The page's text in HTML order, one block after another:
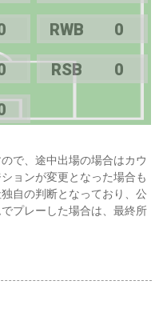
RWB 0
RSB 0
で、途中出場の場合はカウ
ョンが変更となった場合も
自の判断となっており、公
プレーした場合は、最終所